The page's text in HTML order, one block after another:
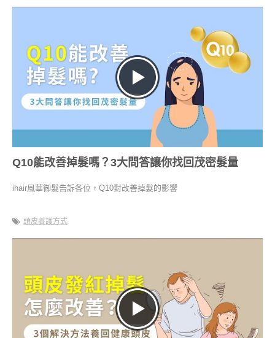
Q10能改善掉髮嗎？3大問答讓你找回茂密髮量
ihair風華御髮告訴各位，Q10對改善掉髮的影響
頭皮養護方式